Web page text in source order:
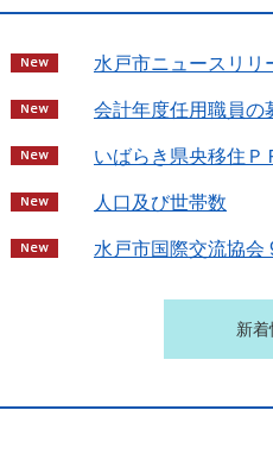
水戸市ニュースリリ
会計年度任用職員の
いばらき県央移住
人口及び世帯数
水戸市国際交流協会
新